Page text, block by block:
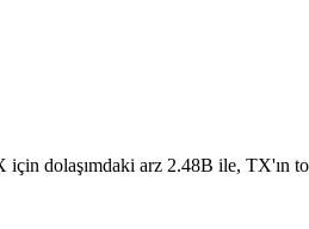
için dolaşımdaki arz 2.48B ile, TX'ın